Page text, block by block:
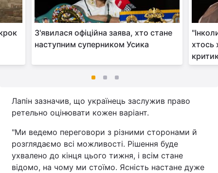
З'явилася офіційна заява, хто стане
наступним суперником Усика
хтось
Лапін зазначив, що українець заслужив право
ретельно оцінювати кожен варіант.
"Ми ведемо переговори з різними сторонами й
розглядаємо всі можливості. Рішення буде
ухвалено до кінця цього тижня, і всім стане
відомо, на чому ми стоїмо. Ясність настане дуже